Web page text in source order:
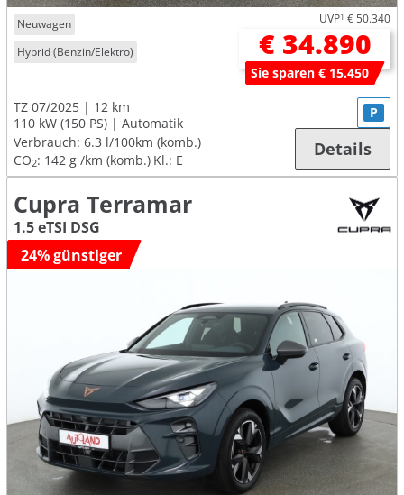
Neuwagen
Hybrid (Benzin/Elektro)
UVP1 € 50.340
€ 34.890
Sie sparen € 15.450
TZ 07/2025
12 km
110 kW (150 PS)
Automatik
Verbrauch: 6.3 l/100km (komb.)
CO2: 142 g /km (komb.) Kl.: E
P
Details
Cupra Terramar
1.5 eTSI DSG
24% günstiger